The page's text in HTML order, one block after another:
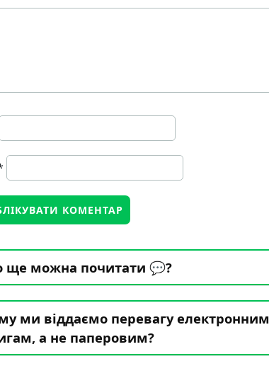
ще можна почитати 💬?
ми віддаємо перевагу електронним
а не паперовим?